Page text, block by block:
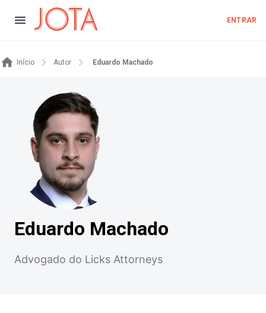
ENTRAR
Início Autor Eduardo Machado
Eduardo Machado
Advogado do Licks Attorneys